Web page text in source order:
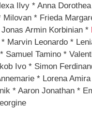
Ilvy * Anna
Milovan * Frieda
Armin Korbinian *
Marvin Leonardo *
Samuel Tamino *
Ivo * Simon
* Lorena
* Aaron Jonathan *